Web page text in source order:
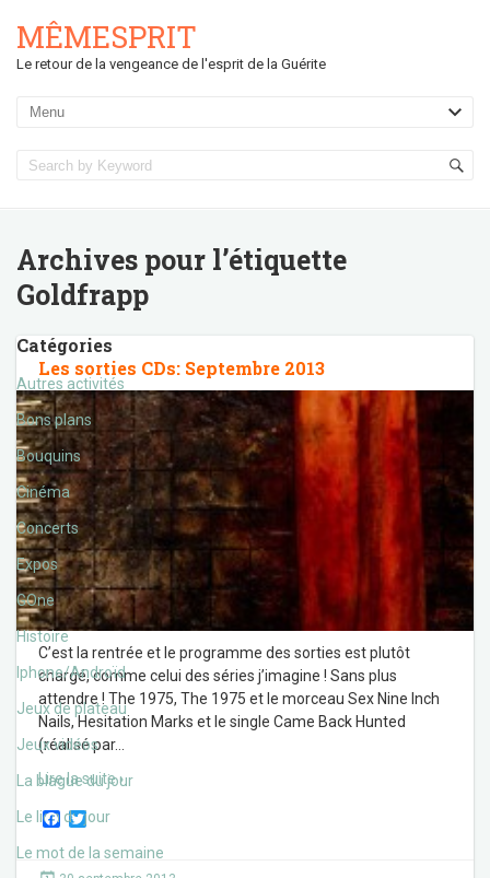
MÊMESPRIT
Le retour de la vengeance de l'esprit de la Guérite
Archives pour l’étiquette
Goldfrapp
Catégories
Autres activités
Bons plans
Bouquins
Cinéma
Concerts
Expos
GOne
Histoire
Iphone/Androïd
Jeux de plateau
Jeux vidéos
La blague du jour
Le lien du jour
Le mot de la semaine
Les sorties CDs: Septembre 2013
C’est la rentrée et le programme des sorties est plutôt
chargé, comme celui des séries j’imagine ! Sans plus
attendre ! The 1975, The 1975 et le morceau Sex Nine Inch
Nails, Hesitation Marks et le single Came Back Hunted
(réalisé par…
Lire la suite ›
F
c
e
T
i